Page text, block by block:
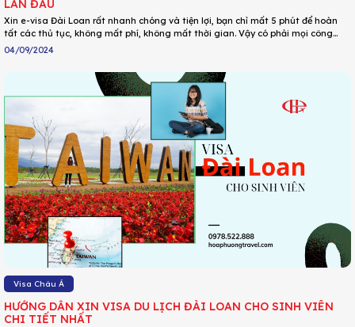
LẦN ĐẦU
Xin e-visa Đài Loan rất nhanh chóng và tiện lợi, bạn chỉ mất 5 phút để hoàn
tất các thủ tục, không mất phí, không mất thời gian. Vậy có phải mọi công
dân Việt Nam đều có thể làm e-visa hay không? Những trường hợp nào có khả
để trả lời những câu hỏi vừa rồi nhé!
04/09/2024
Visa Châu Á
HƯỚNG DẪN XIN VISA DU LỊCH ĐÀI LOAN CHO SINH VIÊN
CHI TIẾT NHẤT